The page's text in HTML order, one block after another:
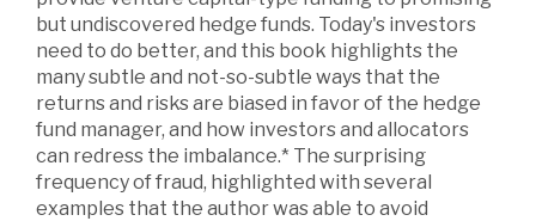
but undiscovered hedge funds. Today's investors
need to do better, and this book highlights the
many subtle and not-so-subtle ways that the
returns and risks are biased in favor of the hedge
fund manager, and how investors and allocators
can redress the imbalance.* The surprising
frequency of fraud, highlighted with several
examples that the author was able to avoid